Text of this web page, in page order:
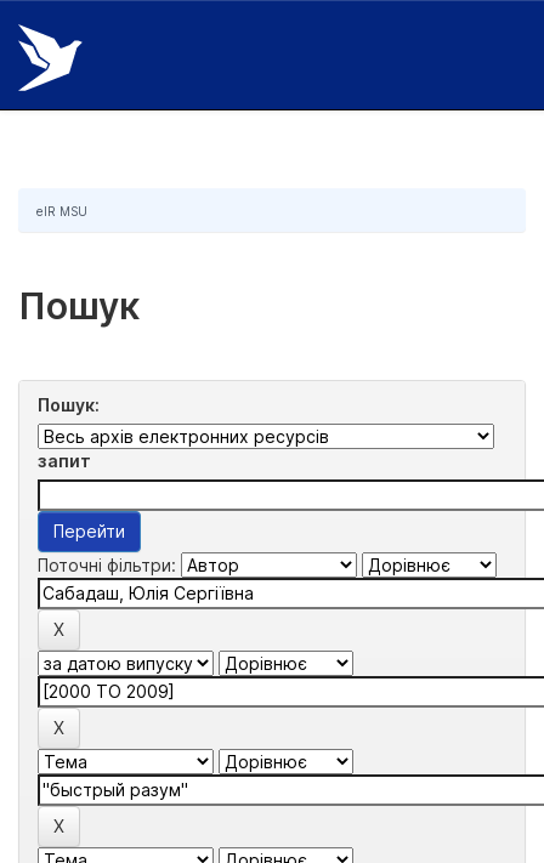
Skip
navigation
eIR MSU
Пошук
Пошук:
запит
Поточні фільтри: